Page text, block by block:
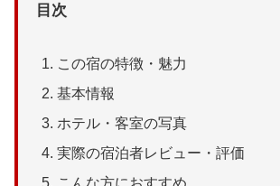
目次
この宿の特徴・魅力
基本情報
ホテル・客室の写真
実際の宿泊者レビュー・評価